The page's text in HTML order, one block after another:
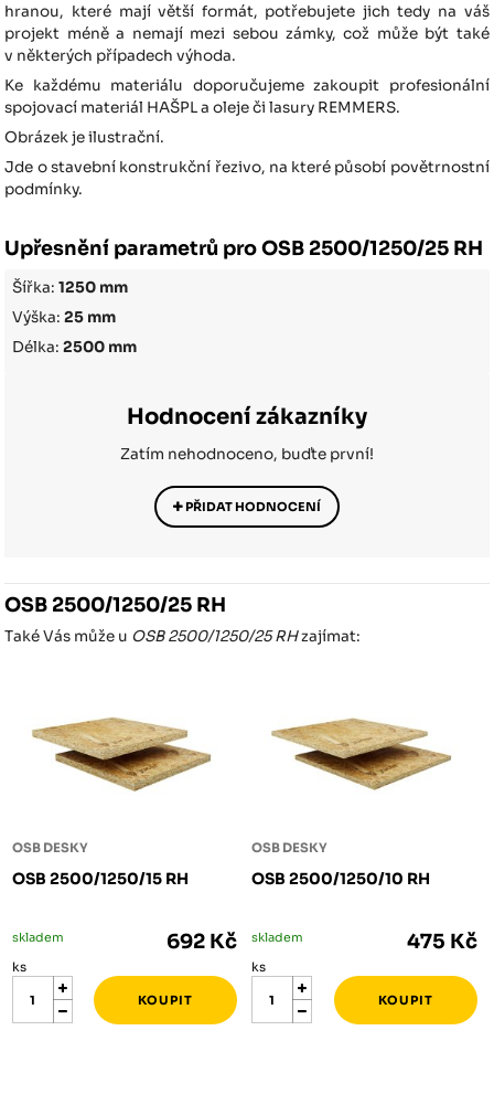
hranou, které mají větší formát, potřebujete jich tedy na váš
projekt méně a nemají mezi sebou zámky, což může být také
v některých případech výhoda.
Ke každému materiálu doporučujeme zakoupit profesionální
spojovací materiál HAŠPL a oleje či lasury REMMERS.
Obrázek je ilustrační.
Jde o stavební konstrukční řezivo, na které působí povětrnostní
podmínky.
Upřesnění parametrů pro OSB 2500/1250/25 RH
Šířka:1250 mm
Výška:25 mm
Délka:2500 mm
Hodnocení zákazníky
Zatím nehodnoceno, buďte první!
PŘIDAT HODNOCENÍ
OSB 2500/1250/25 RH
Také Vás může u OSB 2500/1250/25 RHzajímat:
OSB DESKY
OSB 2500/1250/15 RH
skladem 692 Kč
ks
OSB DESKY
OSB 2500/1250/10 RH
skladem 475 Kč
ks